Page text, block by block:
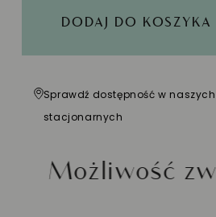
DODAJ DO KOSZYKA
Sprawdź dostępność w
stacjonarnych
zwrotu do